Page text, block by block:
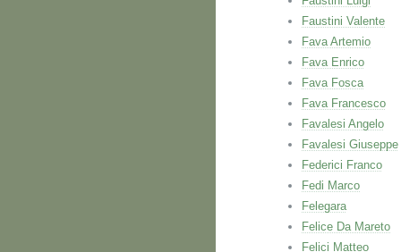
Faustini Valente
Fava Artemio
Fava Enrico
Fava Fosca
Fava Francesco
Favalesi Angelo
Favalesi Giuseppe
Federici Franco
Fedi Marco
Felegara
Felice Da Mareto
Felici Matteo